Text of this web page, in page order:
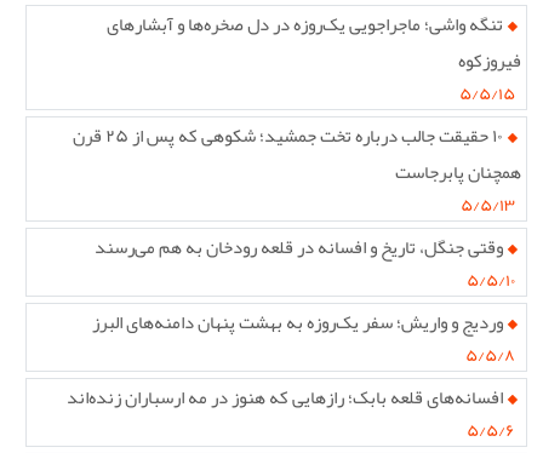
تنگه واشی؛ ماجراجویی یک‌روزه در دل صخره‌ها و آبشارهای
فیروزکوه
۵/۵/۱۵
۱۰ حقیقت جالب درباره تخت جمشید؛ شکوهی که پس از ۲۵ قرن
همچنان پابرجاست
۵/۵/۱۳
وقتی جنگل، تاریخ و افسانه در قلعه رودخان به هم می‌رسند
۵/۵/۱۰
وردیج و واریش؛ سفر یک‌روزه به بهشت پنهان دامنه‌های البرز
۵/۵/۸
افسانه‌های قلعه بابک؛ رازهایی که هنوز در مه ارسباران زنده‌اند
۵/۵/۶